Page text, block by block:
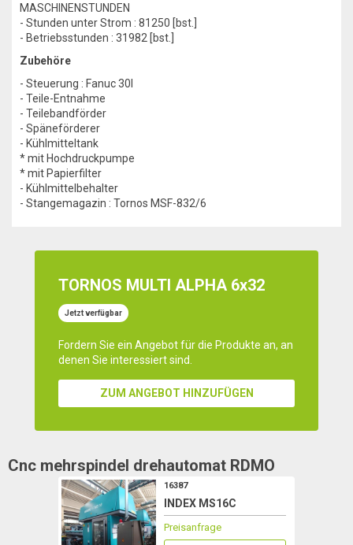
MASCHINENSTUNDEN
- Stunden unter Strom : 81250 [bst.]
- Betriebsstunden : 31982 [bst.]
Zubehöre
- Steuerung : Fanuc 30I
- Teile-Entnahme
- Teilebandförder
- Späneförderer
- Kühlmitteltank
* mit Hochdruckpumpe
* mit Papierfilter
- Kühlmittelbehalter
- Stangemagazin : Tornos MSF-832/6
TORNOS MULTI ALPHA 6x32
Jetzt verfügbar
Fordern Sie ein Angebot für die Produkte an, an
denen Sie interessiert sind.
ZUM ANGEBOT HINZUFÜGEN
Cnc mehrspindel drehautomat RDMO
16387
INDEX MS16C
Preisanfrage